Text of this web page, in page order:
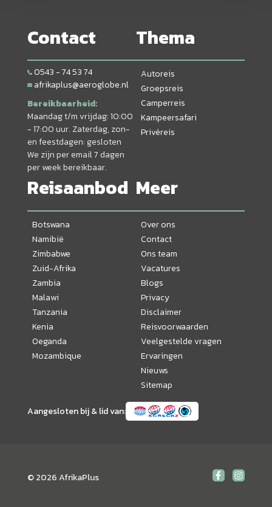
Contact
0543 - 74 53 74
afrikaplus@aeroglobe.nl
Bereikbaarheid:
Maandag t/m vrijdag: 10:00
- 17:00 uur. Zaterdag, zon-
en feestdagen: gesloten
We zijn per email 7 dagen
per week bereikbaar.
Thema
Autoreis
Groepsreis
Camperreis
Kampeersafari
Privéreis
Reisaanbod
Botswana
Namibië
Zimbabwe
Zuid-Afrika
Zambia
Malawi
Tanzania
Kenia
Oeganda
Mozambique
Meer
Over ons
Contact
Ons team
Vacatures
Blogs
Privacy
Disclaimer
Reisvoorwaarden
Veelgestelde vragen
Ervaringen
Nieuws
Sitemap
Aangesloten bij & lid van:
© 2026 AfrikaPlus